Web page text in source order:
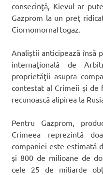
consecinţă, Kievul ar
Gazprom la un preţ
Ciornomornaftogaz.
Analiştii anticipează însă
internaţională de
proprietăţii asupra
contestat al Crimeii şi de
recunoască alipirea la
Pentru Gazprom,
Crimeea reprezintă
companiei este estimată
şi 800 de milioane de
cele 25 de miliarde